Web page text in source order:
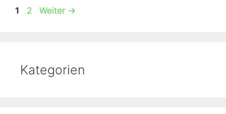
Seite
1 Seite
2 Weiter →
Kategorien